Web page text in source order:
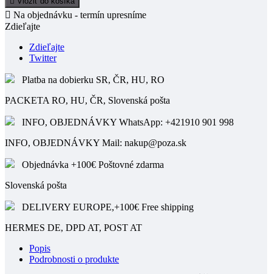
 Na objednávku - termín upresníme
Zdieľajte
Zdieľajte
Twitter
Platba na dobierku SR, ČR, HU, RO
PACKETA RO, HU, ČR, Slovenská pošta
INFO, OBJEDNÁVKY WhatsApp: +421910 901 998
INFO, OBJEDNÁVKY Mail: nakup@poza.sk
Objednávka +100€ Poštovné zdarma
Slovenská pošta
DELIVERY EUROPE,+100€ Free shipping
HERMES DE, DPD AT, POST AT
Popis
Podrobnosti o produkte